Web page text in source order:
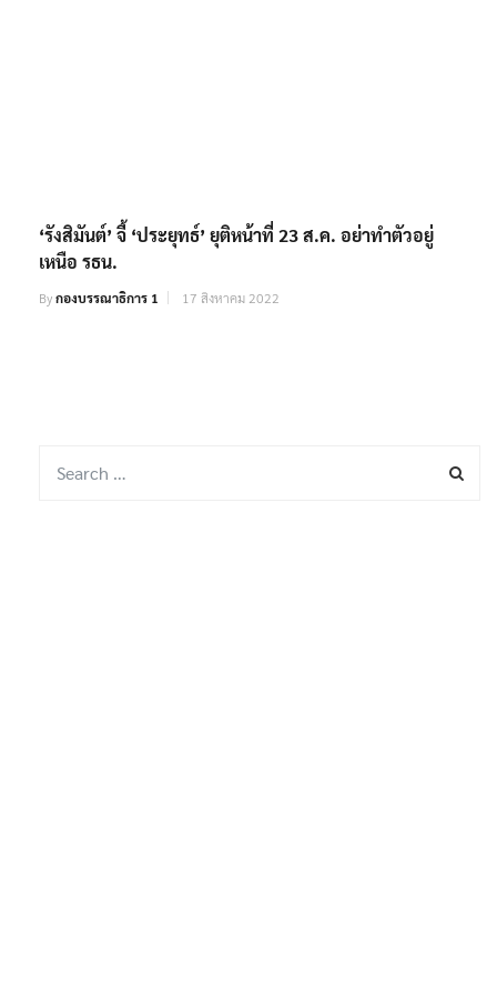
‘รังสิมันต์’ จี้ ‘ประยุทธ์’ ยุติหน้าที่ 23 ส.ค. อย่าทำตัวอยู่
เหนือ รธน.
Byกองบรรณาธิการ 1 17 สิงหาคม 2022